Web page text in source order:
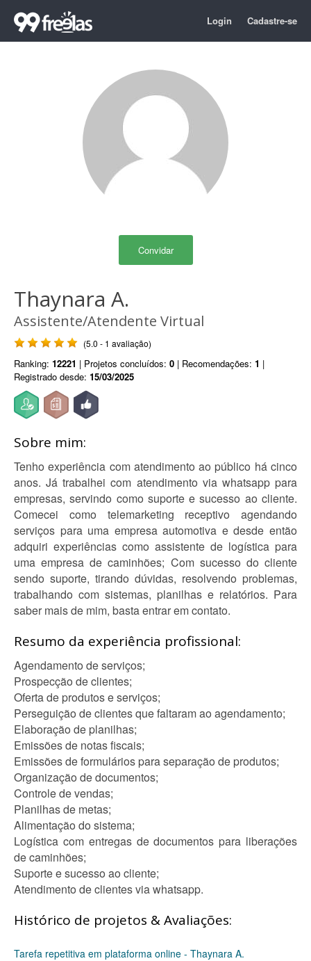
Login Cadastre-se
Convidar
Thaynara A.
Assistente/Atendente Virtual
(5.0 - 1 avaliação)
Ranking: 12221 | Projetos concluídos: 0 | Recomendações: 1 |
Registrado desde: 15/03/2025
Sobre mim:
Tenho experiência com atendimento ao público há cinco
anos. Já trabalhei com atendimento via whatsapp para
empresas, servindo como suporte e sucesso ao cliente.
Comecei como telemarketing receptivo agendando
serviços para uma empresa automotiva e desde então
adquiri experiências como assistente de logística para
uma empresa de caminhões; Com sucesso do cliente
sendo suporte, tirando dúvidas, resolvendo problemas,
trabalhando com sistemas, planilhas e relatórios. Para
saber mais de mim, basta entrar em contato.
Resumo da experiência profissional:
Agendamento de serviços;
Prospecção de clientes;
Oferta de produtos e serviços;
Perseguição de clientes que faltaram ao agendamento;
Elaboração de planilhas;
Emissões de notas fiscais;
Emissões de formulários para separação de produtos;
Organização de documentos;
Controle de vendas;
Planilhas de metas;
Alimentação do sistema;
Logística com entregas de documentos para liberações
de caminhões;
Suporte e sucesso ao cliente;
Atendimento de clientes via whatsapp.
Histórico de projetos & Avaliações:
Tarefa repetitiva em plataforma online - Thaynara A.